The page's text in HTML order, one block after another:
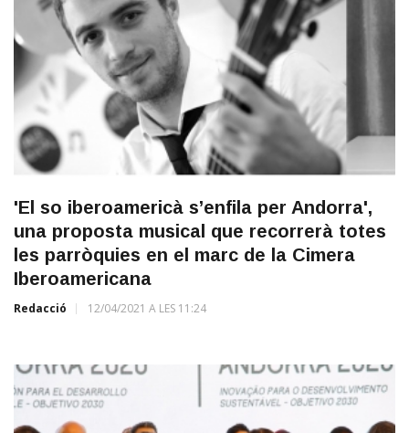
'El so iberoamericà s’enfila per Andorra',
una proposta musical que recorrerà totes
les parròquies en el marc de la Cimera
Iberoamericana
Redacció 12/04/2021 A LES 11:24